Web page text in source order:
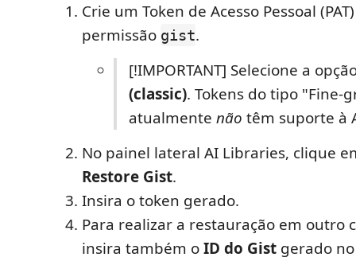
Crie um Token de Acesso Pessoal
permissão gist.
[!IMPORTANT] Selecione a
(classic). Tokens do tipo "Fine-
atualmente não têm suporte à
No painel lateral AI Libraries, clique
Restore Gist.
Insira o token gerado.
Para realizar a restauração em outro
insira também oID do Gist gerado